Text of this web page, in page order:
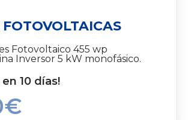
Fotovoltaico 455 wp
Inversor 5 kW monofásico.
10 días!